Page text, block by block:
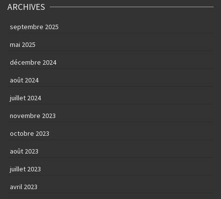
ARCHIVES
septembre 2025
mai 2025
décembre 2024
août 2024
juillet 2024
novembre 2023
octobre 2023
août 2023
juillet 2023
avril 2023